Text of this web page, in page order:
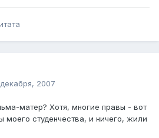
2007
матер? Хотя, многие правы - вот
моего студенчества, и ничего, жили